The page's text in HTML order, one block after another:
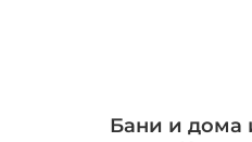
Бани и дома